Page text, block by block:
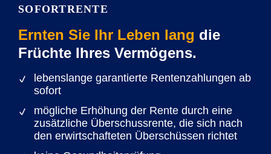
SOFORTRENTE
Ernten Sie Ihr Leben lang die
Früchte Ihres Vermögens.
lebenslange garantierte Rentenzahlungen ab
sofort
mögliche Erhöhung der Rente durch eine
zusätzliche Überschussrente, die sich nach
den erwirtschafteten Überschüssen richtet